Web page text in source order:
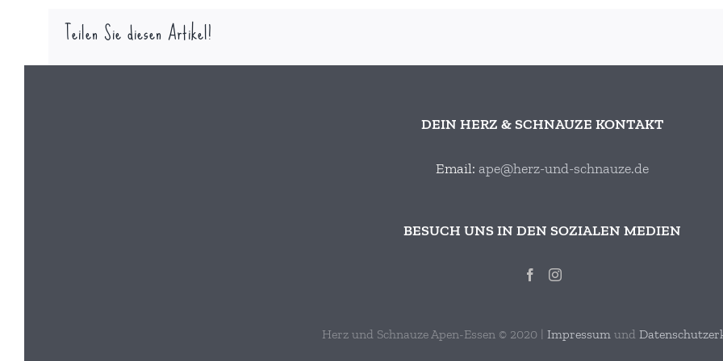
Teilen Sie diesen Artikel!
DEIN HERZ & SCHNAUZE KONTAKT
Email: ape@herz-und-schnauze.de
BESUCH UNS IN DEN SOZIALEN MEDIEN
Herz und Schnauze Apen-Essen © 2020 | Impressumund